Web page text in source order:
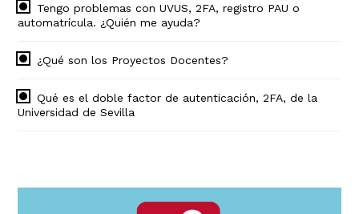
Tengo problemas con UVUS, 2FA, registro PAU o
automatrícula. ¿Quién me ayuda?
¿Qué son los Proyectos Docentes?
Qué es el doble factor de autenticación, 2FA, de la
Universidad de Sevilla